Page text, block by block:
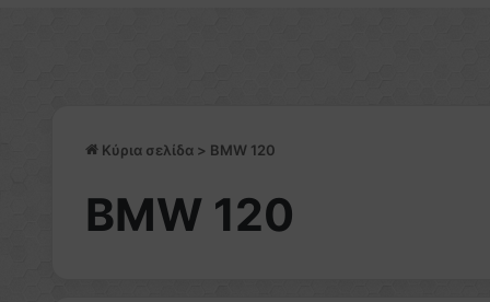
Κύρια σελίδα > BMW 120
BMW 120